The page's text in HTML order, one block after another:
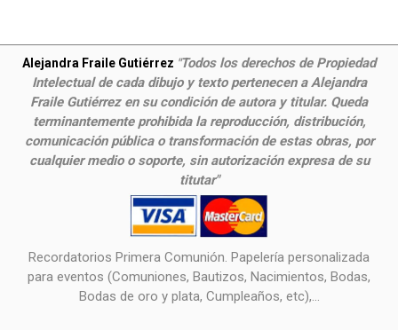
Alejandra Fraile Gutiérrez "Todos los derechos de Propiedad
Intelectual de cada dibujo y texto pertenecen a Alejandra
Fraile Gutiérrez en su condición de autora y titular. Queda
terminantemente prohibida la reproducción, distribución,
comunicación pública o transformación de estas obras, por
cualquier medio o soporte, sin autorización expresa de su
titutar"
Recordatorios Primera Comunión. Papelería personalizada
para eventos (Comuniones, Bautizos, Nacimientos, Bodas,
Bodas de oro y plata, Cumpleaños, etc),...